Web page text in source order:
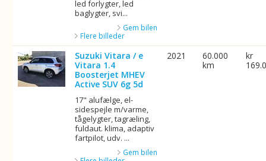
led forlygter, led
baglygter, svi...
Gem bilen
Flere billeder
Suzuki Vitara / e
Vitara 1.4
Boosterjet MHEV
Active SUV 6g 5d
17" alufælge, el-
sidespejle m/varme,
tågelygter, tagræling,
fuldaut. klima, adaptiv
fartpilot, udv. ...
Gem bilen
2021
60.000
km
kr